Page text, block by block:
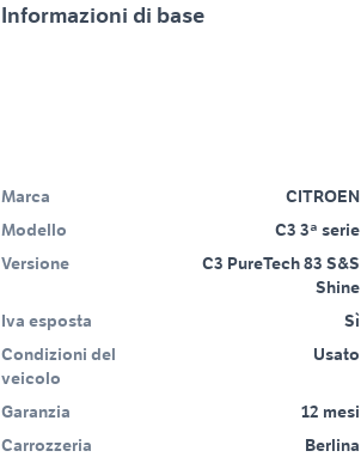
Informazioni di base
Marca
CITROEN
Modello
C3 3ª serie
Versione
C3 PureTech 83 S&S
Shine
Iva esposta
Sì
Condizioni del
veicolo
Usato
Garanzia
12 mesi
Carrozzeria
Berlina